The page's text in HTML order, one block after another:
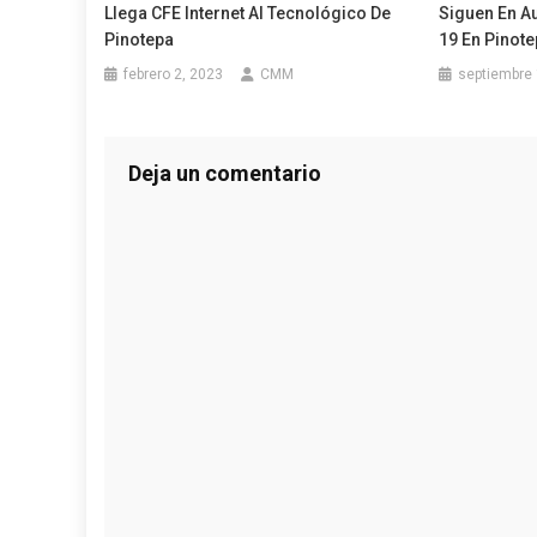
Llega CFE Internet Al Tecnológico De
Pinotepa
febrero 2, 2023 CMM
Siguen En
19 En
septiembre
Deja un comentario